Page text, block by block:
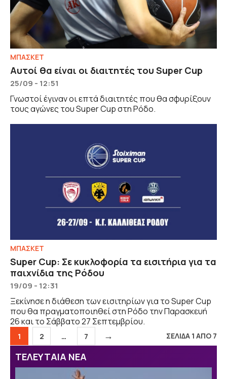
ΜΠΑΣΚΕΤ
Αυτοί θα είναι οι διαιτητές του Super Cup
25/09 - 12:51
Γνωστοί έγιναν οι επτά διαιτητές που θα σφυρίξουν
τους αγώνες του Super Cup στη Ρόδο.
ΜΠΑΣΚΕΤ
Super Cup: Σε κυκλοφορία τα εισιτήρια για τα
παιχνίδια της Ρόδου
19/09 - 12:31
Ξεκίνησε η διάθεση των εισιτηρίων για το Super Cup
που θα πραγματοποιηθεί στη Ρόδο την Παρασκευή
26 και το Σάββατο 27 Σεπτεμβρίου.
Σελίδα
1 Σελίδα
2 … Σελίδα
7 → ΣΕΛΙΔΑ 1 ΑΠΟ 7
ΤΕΛΕΥΤΑΙΑ ΝΕΑ